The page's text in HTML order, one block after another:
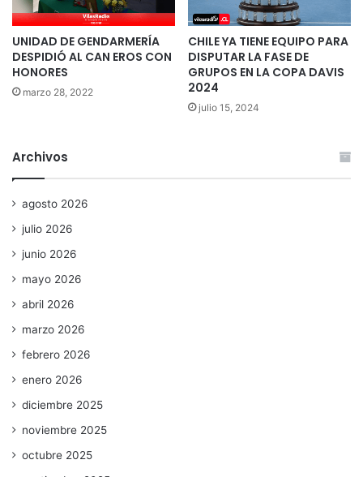
UNIDAD DE GENDARMERÍA
DESPIDIÓ AL CAN EROS CON
HONORES
marzo 28, 2022
CHILE YA TIENE EQUIPO PARA
DISPUTAR LA FASE DE
GRUPOS EN LA COPA DAVIS
2024
julio 15, 2024
Archivos
agosto 2026
julio 2026
junio 2026
mayo 2026
abril 2026
marzo 2026
febrero 2026
enero 2026
diciembre 2025
noviembre 2025
octubre 2025